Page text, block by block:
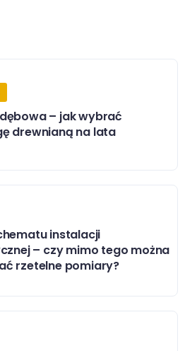
– jak wybrać
drewnianą na lata
instalacji
– czy mimo tego można
rzetelne pomiary?